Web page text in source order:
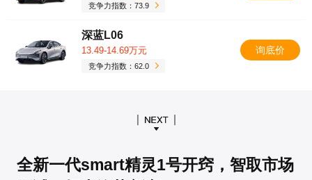
竞争力指数：73.9
深蓝L06
13.49-14.69万元
竞争力指数：62.0
询底价
全新一代smart精灵1号开窍，智取市场